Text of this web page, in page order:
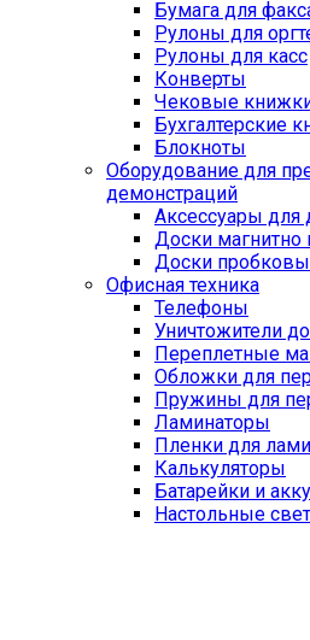
Бумага для
Рулоны для
Рулоны для касс
Конверты
Чековые
Бухгалтерские
Блокноты
Оборудование для
демонстраций
Аксессуары для
Доски
Доски
Офисная техника
Телефоны
Уничтожители
Переплетные
Обложки для
Пружины для
Ламинаторы
Пленки для
Калькуляторы
Батарейки и
Настольные